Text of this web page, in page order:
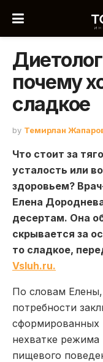
почему
сладкое
by Темирлан
Что стоит за
усталость или
здоровьем?
Елена
десертам. Она
скрывается за
то сладкое,
Vsluh.ru.
По словам Елены,
потребности
сформированных
нехватке
пищевого